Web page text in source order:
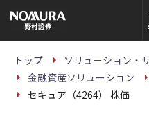
の
ー
トップ
ソリューション・
金融資産ソリューション
セキュア（4264） 株価